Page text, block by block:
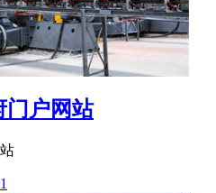
门户网站